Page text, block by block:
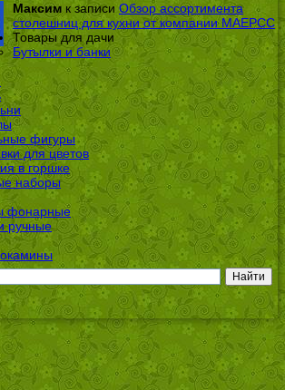
Максим к записиОбзор ассортимента
столешниц для кухни от компании МАЕРСС
Товары для дачи
Бутылки и банки
фигуры
для цветов
в горшке
наборы
фонарные
ручные